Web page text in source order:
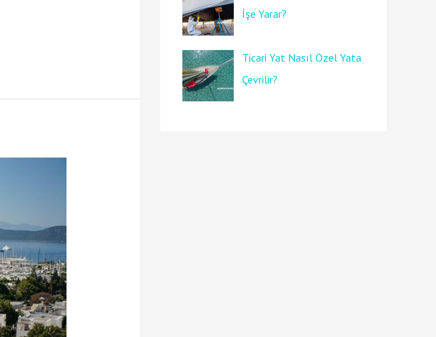
İşe Yarar?
Ticari Yat Nasıl Özel Yata
Çevrilir?